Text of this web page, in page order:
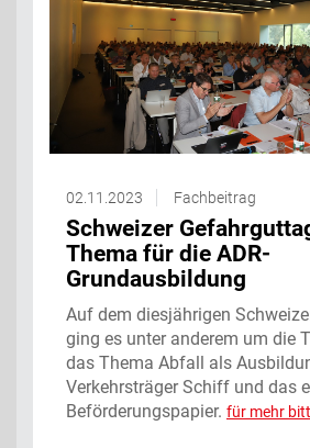
02.11.2023 Fachbeitrag
Schweizer
Thema für die ADR-
Grundausbildung
Auf dem diesjährigen
ging es unter anderem um die
das Thema Abfall als
Verkehrsträger Schiff und das
Beförderungspapier. für mehr